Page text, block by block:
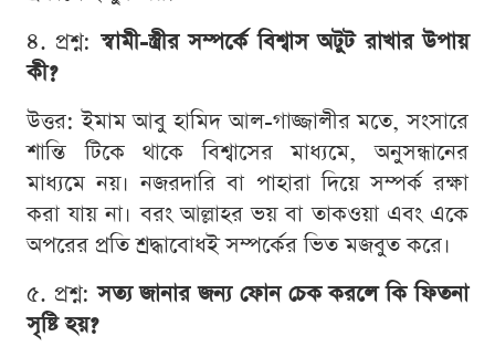
৪. প্রশ্ন: স্বামী-স্ত্রীর সম্পর্কে বিশ্বাস অটুট রাখার উপায়
কী?
উত্তর: ইমাম আবু হামিদ আল-গাজ্জালীর মতে, সংসারে
শান্তি টিকে থাকে বিশ্বাসের মাধ্যমে, অনুসন্ধানের
মাধ্যমে নয়। নজরদারি বা পাহারা দিয়ে সম্পর্ক রক্ষা
করা যায় না। বরং আল্লাহর ভয় বা তাকওয়া এবং একে
অপরের প্রতি শ্রদ্ধাবোধই সম্পর্কের ভিত মজবুত করে।
৫. প্রশ্ন:সত্য জানার জন্য ফোন চেক করলে কি ফিতনা
সৃষ্টি হয়?